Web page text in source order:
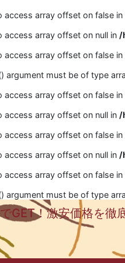
access array offset on false in
access array offset on null in /
access array offset on false in
argument must be of type
access array offset on false in
access array offset on null in /
access array offset on false in
access array offset on null in /
access array offset on false in
argument must be of type
でGET！激安価格を徹